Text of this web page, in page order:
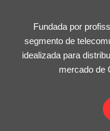
Fundada por
segmento de
idealizada para
mercado de